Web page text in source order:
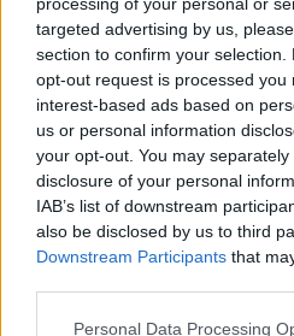
targeted advertising by us,
section to confirm your
opt-out request is processed you
interest-based ads based on
us or personal information
your opt-out. You may
disclosure of your personal
IAB’s list of downstream
also be disclosed by us to third
Downstream Participants that
Personal Data Processing
Marthe - 03.12.2019 - 08:36
Så mange gode minner med
Julebaksten hadde blitt
Anonym - 03.12.2019 - 08:38